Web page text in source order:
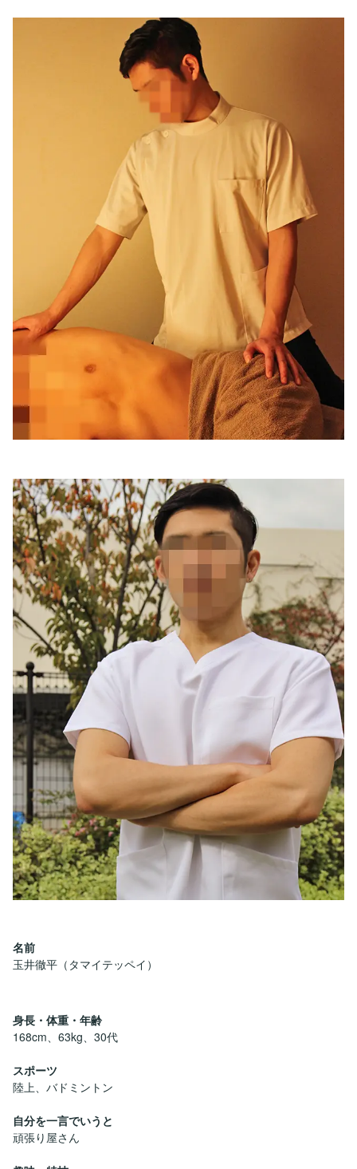
名前
玉井徹平（タマイテッペイ）
身長・体重・年齢
168cm、63kg、30代
スポーツ
陸上、バドミントン
自分を一言でいうと
頑張り屋さん